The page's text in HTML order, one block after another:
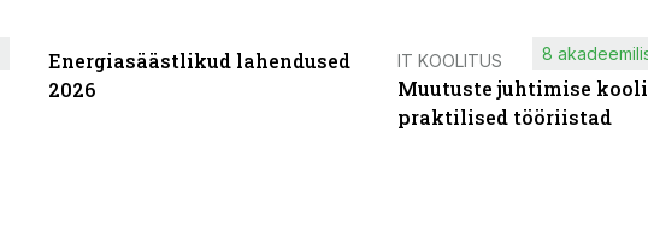
Energiasäästlikud lahendused
2026
IT KOOLITUS
Muutuste juhtimise
praktilised tööriistad
8